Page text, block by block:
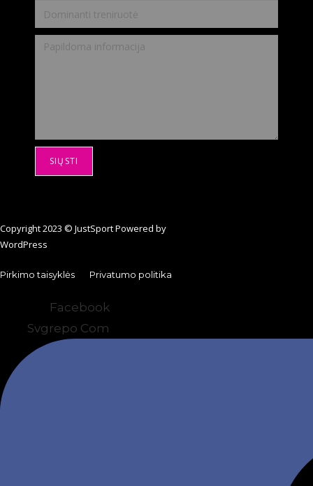
SIŲSTI
Copyright 2023 © JustSport Powered by
WordPress
Pirkimo taisyklės Privatumo politika
Facebook
Svgrepo Com